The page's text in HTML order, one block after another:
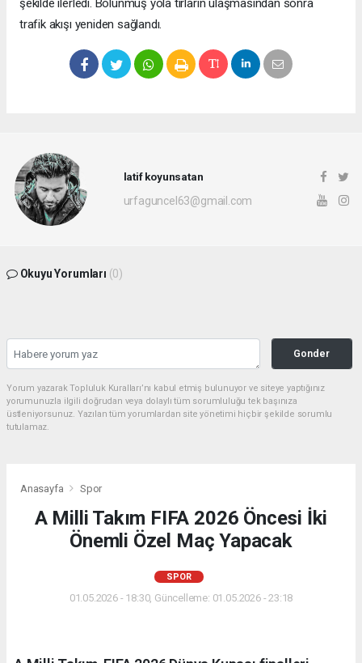
şekilde ilerledi. Bölünmüş yola tırların ulaşmasından sonra
trafik akışı yeniden sağlandı.
latif koyunsatan
urfaguncel63@gmail.com
Okuyu Yorumları (0)
Gonder
Yorum yazarak Topluluk Kuralları’nı kabul etmiş bulunuyor ve siteye yaptığınız
yorumunuzla ilgili doğrudan veya dolaylı tüm sorumluluğu tek başınıza
üstleniyorsunuz. Yazılan tüm yorumlardan site yönetimi hiçbir şekilde sorumlu
tutulamaz.
Anasayfa Spor
A Milli Takım FIFA 2026 Öncesi İki
Önemli Özel Maç Yapacak
SPOR
01.05.2026 - 18:30, Güncelleme: 01.05.2026 - 23:18